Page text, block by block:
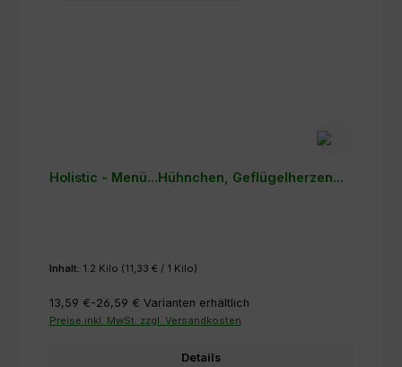
Holistic - Menü...Hühnchen, Geflügelherzen...
Inhalt: 1.2 Kilo (11,33 € / 1 Kilo)
13,59 €-26,59 € Varianten erhältlich
Preise inkl. MwSt. zzgl. Versandkosten
Details